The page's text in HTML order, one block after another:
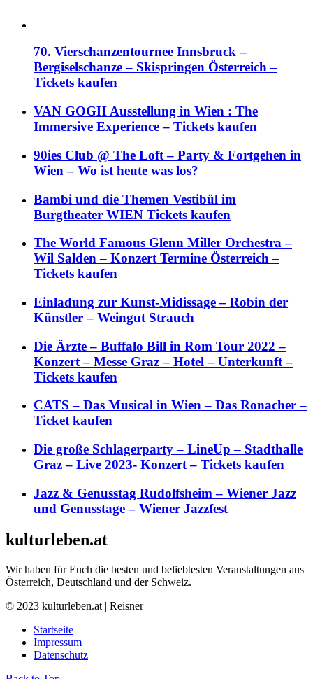
70. Vierschanzentournee Innsbruck –
Bergiselschanze – Skispringen Österreich –
Tickets kaufen
VAN GOGH Ausstellung in Wien : The
Immersive Experience – Tickets kaufen
90ies Club @ The Loft – Party & Fortgehen in
Wien – Wo ist heute was los?
Bambi und die Themen Vestibül im
Burgtheater WIEN Tickets kaufen
The World Famous Glenn Miller Orchestra –
Wil Salden – Konzert Termine Österreich –
Tickets kaufen
Einladung zur Kunst-Midissage – Robin der
Künstler – Weingut Strauch
Die Ärzte – Buffalo Bill in Rom Tour 2022 –
Konzert – Messe Graz – Hotel – Unterkunft –
Tickets kaufen
CATS – Das Musical in Wien – Das Ronacher –
Ticket kaufen
Die große Schlagerparty – LineUp – Stadthalle
Graz – Live 2023- Konzert – Tickets kaufen
Jazz & Genusstag Rudolfsheim – Wiener Jazz
und Genusstage – Wiener Jazzfest
kulturleben.at
Wir haben für Euch die besten und beliebtesten Veranstaltungen aus
Österreich, Deutschland und der Schweiz.
© 2023 kulturleben.at | Reisner
Startseite
Impressum
Datenschutz